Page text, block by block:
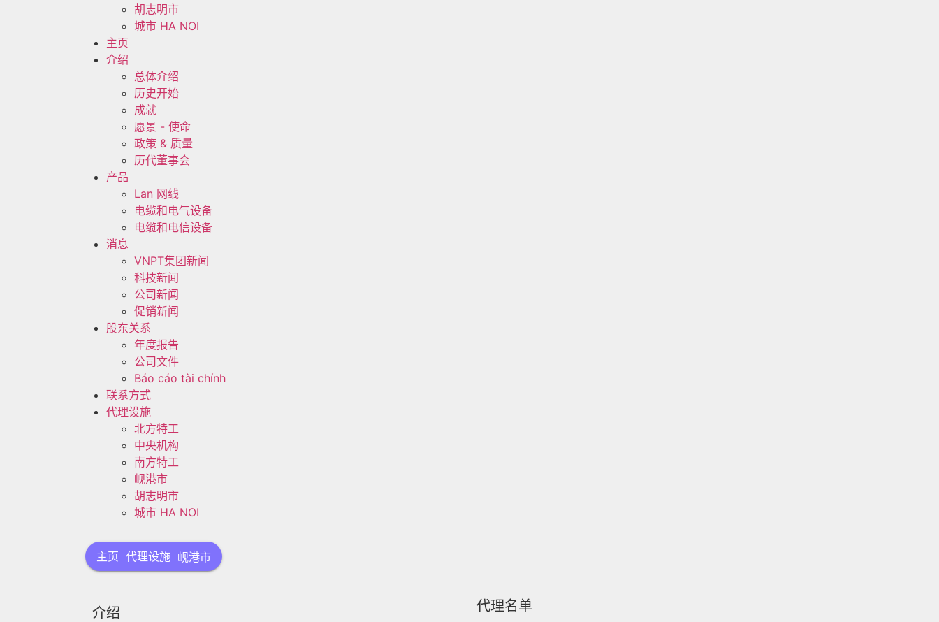
胡志明市
城市 HA NOI
主页
介绍
总体介绍
历史开始
成就
愿景 - 使命
政策 & 质量
历代董事会
产品
Lan 网线
电缆和电气设备
电缆和电信设备
消息
VNPT集团新闻
科技新闻
公司新闻
促销新闻
股东关系
年度报告
公司文件
Báo cáo tài chính
联系方式
代理设施
北方特工
中央机构
南方特工
岘港市
胡志明市
城市 HA NOI
主页 代理设施 岘港市
介绍 代理名单